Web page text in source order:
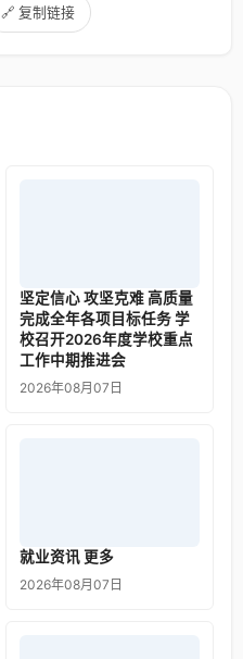
🔗 复制链接
坚定信心 攻坚克难 高质量
完成全年各项目标任务 学
校召开2026年度学校重点
工作中期推进会
2026年08月07日
就业资讯 更多
2026年08月07日